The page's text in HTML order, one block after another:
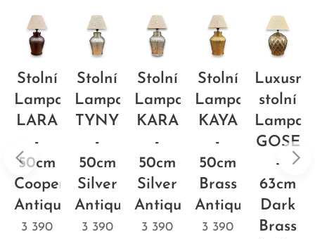
Stolní
Lampa
LARA
-
50cm
Cooper
Antique
3 390
Stolní
Lampa
TYNY
-
50cm
Silver
Antique
3 390
Stolní
Lampa
KARA
-
50cm
Silver
Antique
3 390
Stolní
Lampa
KAYA
-
50cm
Brass
Antique
3 390
Luxusní
stolní
Lampa
GOSE
-
63cm
Dark
Brass